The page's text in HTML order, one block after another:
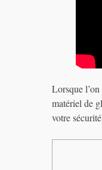
Lorsque
matériel de
votre